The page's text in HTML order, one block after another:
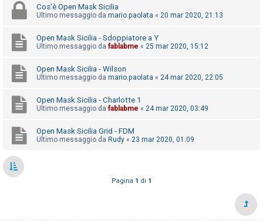
n
z
a
r
i
s
p
o
a
Cos'è Open Mask Sicilia
Ultimo messaggio da mario.paolata « 20 mar 2020, 21:13
Open Mask Sicilia - Sdoppiatore a Y
Ultimo messaggio da fablabme « 25 mar 2020, 15:12
Open Mask Sicilia - Wilson
Ultimo messaggio da mario.paolata « 24 mar 2020, 22:05
Open Mask Sicilia - Charlotte 1
Ultimo messaggio da fablabme « 24 mar 2020, 03:49
Open Mask Sicilia Grid - FDM
Ultimo messaggio da Rudy « 23 mar 2020, 01:09
Pagina 1 di 1